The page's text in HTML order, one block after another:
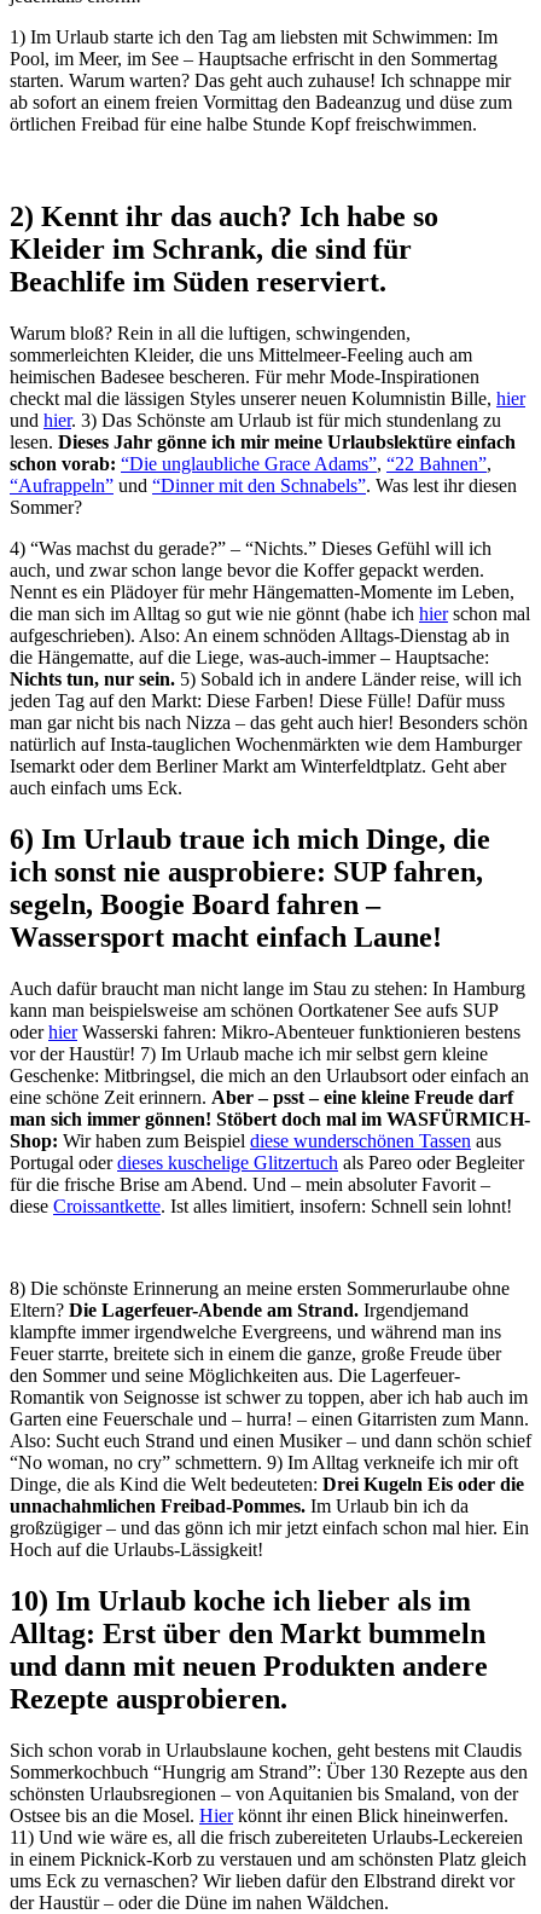
1) Im Urlaub starte ich den Tag am liebsten mit Schwimmen: Im
Pool, im Meer, im See – Hauptsache erfrischt in den Sommertag
starten. Warum warten? Das geht auch zuhause! Ich schnappe mir
ab sofort an einem freien Vormittag den Badeanzug und düse zum
örtlichen Freibad für eine halbe Stunde Kopf freischwimmen.
2) Kennt ihr das auch? Ich habe so
Kleider im Schrank, die sind für
Beachlife im Süden reserviert.
Warum bloß? Rein in all die luftigen, schwingenden,
sommerleichten Kleider, die uns Mittelmeer-Feeling auch am
heimischen Badesee bescheren. Für mehr Mode-Inspirationen
checkt mal die lässigen Styles unserer neuen Kolumnistin Bille, hier
und hier. 3) Das Schönste am Urlaub ist für mich stundenlang zu
lesen. Dieses Jahr gönne ich mir meine Urlaubslektüre einfach
schon vorab: “Die unglaubliche Grace Adams”, “22 Bahnen”,
“Aufrappeln” und “Dinner mit den Schnabels”. Was lest ihr diesen
Sommer?
4) “Was machst du gerade?” – “Nichts.” Dieses Gefühl will ich
auch, und zwar schon lange bevor die Koffer gepackt werden.
Nennt es ein Plädoyer für mehr Hängematten-Momente im Leben,
die man sich im Alltag so gut wie nie gönnt (habe ich hierschon mal
aufgeschrieben). Also: An einem schnöden Alltags-Dienstag ab in
die Hängematte, auf die Liege, was-auch-immer – Hauptsache:
Nichts tun, nur sein. 5) Sobald ich in andere Länder reise, will ich
jeden Tag auf den Markt: Diese Farben! Diese Fülle! Dafür muss
man gar nicht bis nach Nizza – das geht auch hier! Besonders schön
natürlich auf Insta-tauglichen Wochenmärkten wie dem Hamburger
Isemarkt oder dem Berliner Markt am Winterfeldtplatz. Geht aber
auch einfach ums Eck.
6) Im Urlaub traue ich mich Dinge, die
ich sonst nie ausprobiere: SUP fahren,
segeln, Boogie Board fahren –
Wassersport macht einfach Laune!
Auch dafür braucht man nicht lange im Stau zu stehen: In Hamburg
kann man beispielsweise am schönen Oortkatener See aufs SUP
oderhierWasserski fahren: Mikro-Abenteuer funktionieren bestens
vor der Haustür! 7) Im Urlaub mache ich mir selbst gern kleine
Geschenke: Mitbringsel, die mich an den Urlaubsort oder einfach an
eine schöne Zeit erinnern. Aber – psst – eine kleine Freude darf
man sich immer gönnen! Stöbert doch mal im WASFÜRMICH-
Shop: Wir haben zum Beispiel diese wunderschönen Tassen aus
Portugal oderdieses kuschelige Glitzertuch als Pareo oder Begleiter
für die frische Brise am Abend. Und – mein absoluter Favorit –
diese Croissantkette. Ist alles limitiert, insofern: Schnell sein lohnt!
8) Die schönste Erinnerung an meine ersten Sommerurlaube ohne
Eltern? Die Lagerfeuer-Abende am Strand. Irgendjemand
klampfte immer irgendwelche Evergreens, und während man ins
Feuer starrte, breitete sich in einem die ganze, große Freude über
den Sommer und seine Möglichkeiten aus. Die Lagerfeuer-
Romantik von Seignosse ist schwer zu toppen, aber ich hab auch im
Garten eine Feuerschale und – hurra! – einen Gitarristen zum Mann.
Also: Sucht euch Strand und einen Musiker – und dann schön schief
“No woman, no cry” schmettern. 9) Im Alltag verkneife ich mir oft
Dinge, die als Kind die Welt bedeuteten: Drei Kugeln Eis oder die
unnachahmlichen Freibad-Pommes. Im Urlaub bin ich da
großzügiger – und das gönn ich mir jetzt einfach schon mal hier. Ein
Hoch auf die Urlaubs-Lässigkeit!
10) Im Urlaub koche ich lieber als im
Alltag: Erst über den Markt bummeln
und dann mit neuen Produkten andere
Rezepte ausprobieren.
Sich schon vorab in Urlaubslaune kochen, geht bestens mit Claudis
Sommerkochbuch “Hungrig am Strand”: Über 130 Rezepte aus den
schönsten Urlaubsregionen – von Aquitanien bis Smaland, von der
Ostsee bis an die Mosel. Hierkönnt ihr einen Blick hineinwerfen.
11) Und wie wäre es, all die frisch zubereiteten Urlaubs-Leckereien
in einem Picknick-Korb zu verstauen und am schönsten Platz gleich
ums Eck zu vernaschen? Wir lieben dafür den Elbstrand direkt vor
der Haustür – oder die Düne im nahen Wäldchen.